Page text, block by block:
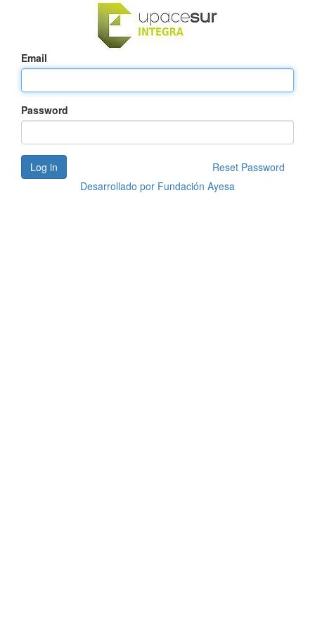
Email
Password
Reset Password
Log in
Desarrollado por Fundación Ayesa